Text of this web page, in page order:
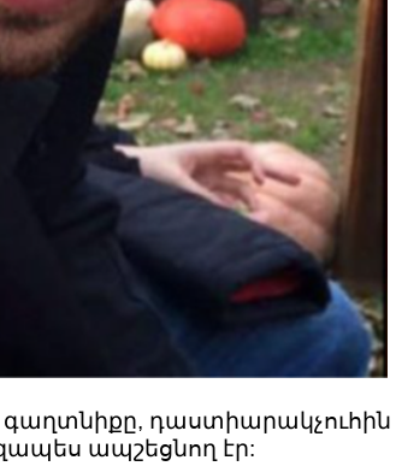
դաստիարակչուհին
ապշեցնող էր: